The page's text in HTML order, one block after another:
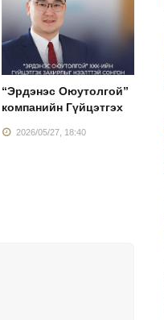
“Эрдэнэс Оюутолгой”
компанийн Гүйцэтгэх
2026/05/27, 18:40